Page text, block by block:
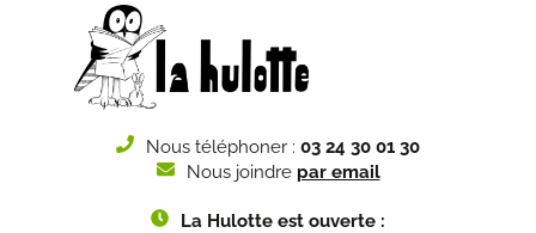
Nous téléphoner : 03 24 30 01 30
Nous joindre par email
La Hulotte est ouverte :